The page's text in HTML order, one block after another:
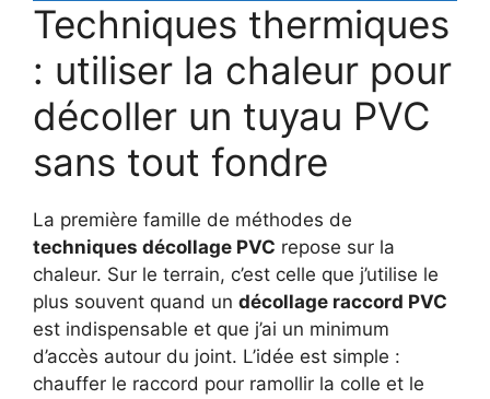
Techniques thermiques
: utiliser la chaleur pour
décoller un tuyau PVC
sans tout fondre
La première famille de méthodes de
techniques décollage PVC repose sur la
chaleur. Sur le terrain, c’est celle que j’utilise le
plus souvent quand un décollage raccord PVC
est indispensable et que j’ai un minimum
d’accès autour du joint. L’idée est simple :
chauffer le raccord pour ramollir la colle et le